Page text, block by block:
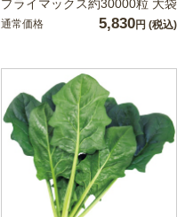
プライマックス約30000粒 大袋
通常価格 5,830円 (税込)